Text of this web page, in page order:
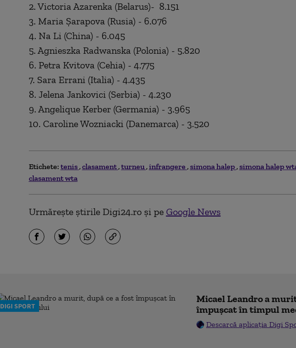
2. Victoria Azarenka (Belarus)- 8.151
3. Maria Şarapova (Rusia) - 6.076
4. Na Li (China) - 6.045
5. Agnieszka Radwanska (Polonia) - 5.820
6. Petra Kvitova (Cehia) - 4.775
7. Sara Errani (Italia) - 4.435
8. Jelena Jankovici (Serbia) - 4.230
9. Angelique Kerber (Germania) - 3.965
10. Caroline Wozniacki (Danemarca) - 3.520
Etichete: tenis clasament turneu infrangere simona halep simona halep
clasament wta
Urmărește știrile Digi24.ro și pe Google News
DIGI SPORT
Micael Leandro a
împușcat în timpul
Descarcă aplicația Digi